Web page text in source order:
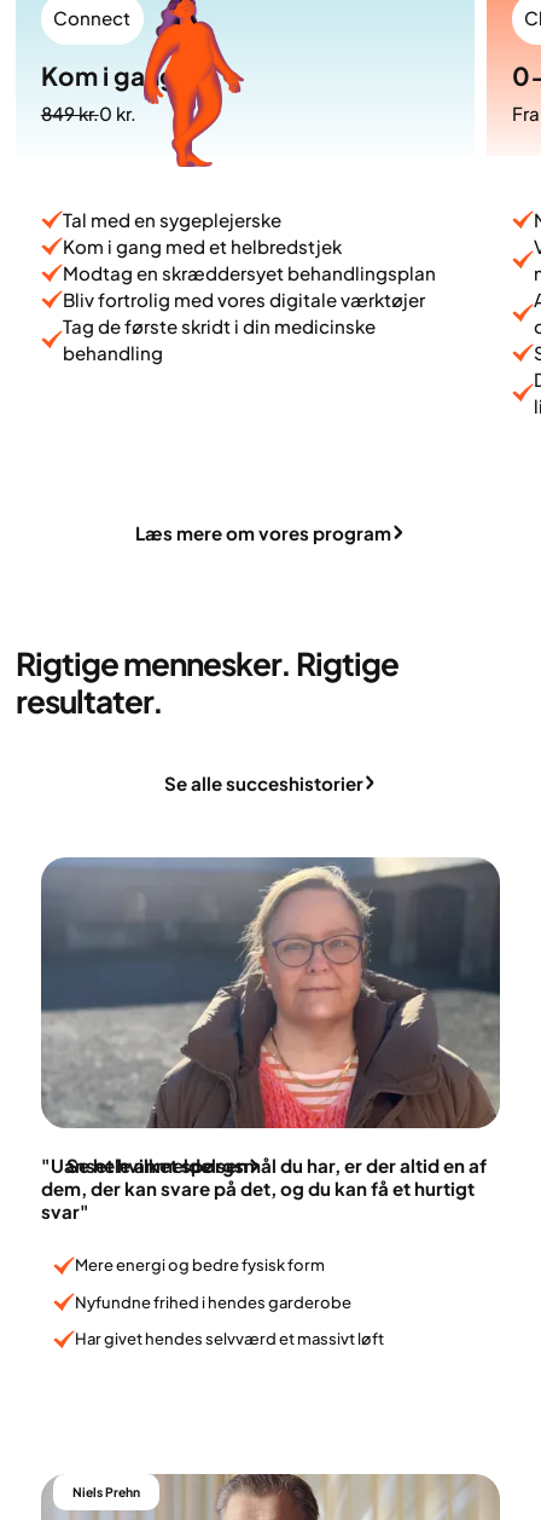
Connect
Kom i gang
849 kr.0 kr.
Tal med en sygeplejerske
Kom i gang med et helbredstjek
Modtag en skræddersyet behandlingsplan
Bliv fortrolig med vores digitale værktøjer
Tag de første skridt i din medicinske
behandling
Læs mere om vores program
Rigtige mennesker. Rigtige
resultater.
Se alle succeshistorier
"Uanset hvilket spørgsmål du har, er der altid en af
dem, der kan svare på det, og du kan få et hurtigt
svar"
Mere energi og bedre fysisk form
Nyfundne frihed i hendes garderobe
Har givet hendes selvværd et massivt løft
Se hele anmeldelsen
Niels Prehn